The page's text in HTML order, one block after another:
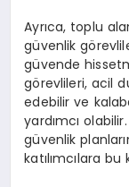
Ayrıca, toplu
güvenlik
güvende
görevlileri, acil
edebilir ve
yardımcı
güvenlik
katılımcılara